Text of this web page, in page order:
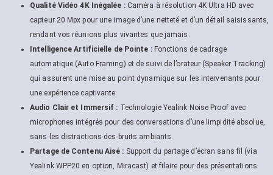
Qualité Vidéo 4K Inégalée :Caméra à résolution 4K Ultra HD avec
capteur 20 Mpx pour une image d’une netteté et d’un détail saisissants,
rendant vos réunions plus vivantes que jamais.
Intelligence Artificielle de Pointe :Fonctions de cadrage
automatique (Auto Framing) et de suivi de l’orateur (Speaker Tracking)
qui assurent une mise au point dynamique sur les intervenants pour
une expérience captivante.
Audio Clair et Immersif : Technologie Yealink Noise Proof avec
microphones intégrés pour des conversations d’une limpidité absolue,
sans les distractions des bruits ambiants.
Partage de Contenu Aisé : Support du partage d’écran sans fil (via
Yealink WPP20 en option, Miracast) et filaire pour des présentations